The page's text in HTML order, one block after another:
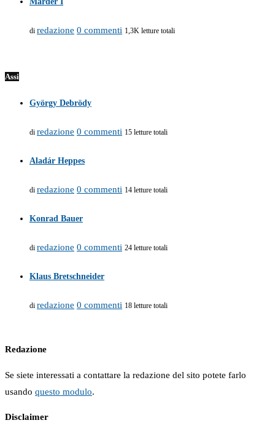
di redazione 0 commenti 1,3K letture totali
Assi
György Debrödy
di redazione 0 commenti 15 letture totali
Aladár Heppes
di redazione 0 commenti 14 letture totali
Konrad Bauer
di redazione 0 commenti 24 letture totali
Klaus Bretschneider
di redazione 0 commenti 18 letture totali
Redazione
Se siete interessati a contattare la redazione del sito potete farlo
usando questo modulo.
Disclaimer